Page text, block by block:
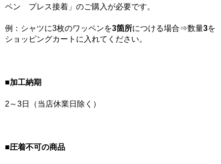
ペン プレス接着」のご購入が必要です。
例：シャツに3枚のワッペンを3箇所につける場合⇒数量3を
ショッピングカートに入れてください。
■加工納期
2～3日（当店休業日除く）
■圧着不可の商品